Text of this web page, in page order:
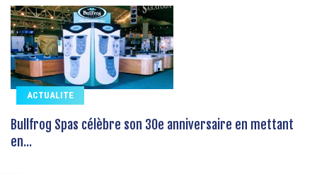
ACTUALITE
Bullfrog Spas célèbre son 30e anniversaire en mettant
en...